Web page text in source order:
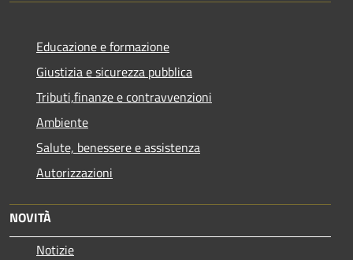
Educazione e formazione
Giustizia e sicurezza pubblica
Tributi,finanze e contravvenzioni
Ambiente
Salute, benessere e assistenza
Autorizzazioni
NOVITÀ
Notizie